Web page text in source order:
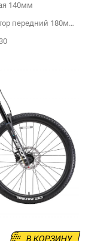
140мм
Тормоз гидравлический Shimano MT200 ротор передний 180мм, задний 180 мм
В КОРЗИНУ